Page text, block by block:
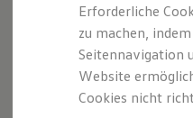
Leasing
Leasing-
Junge
Elektroauto
Kleinwagen-
Leasing
für gut
Erforderliche
zu machen,
Seitennavigation
Website
Cookies nicht